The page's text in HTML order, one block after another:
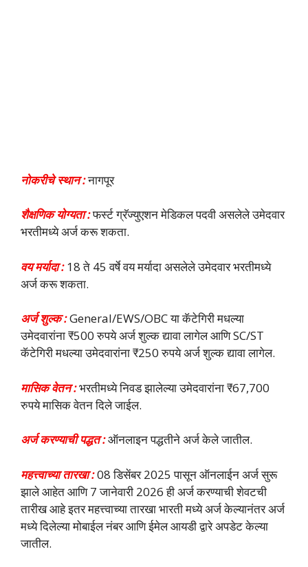
नोकरीचे स्थान :नागपूर
शैक्षणिक योग्यता :फर्स्ट ग्रॅज्युएशन मेडिकल पदवी असलेले उमेदवार
भरतीमध्ये अर्ज करू शकता.
वय मर्यादा :18 ते 45 वर्षे वय मर्यादा असलेले उमेदवार भरतीमध्ये
अर्ज करू शकता.
अर्ज शुल्क :General/EWS/OBC या कॅटेगिरी मधल्या
उमेदवारांना ₹500 रुपये अर्ज शुल्क द्यावा लागेल आणि SC/ST
कॅटेगिरी मधल्या उमेदवारांना ₹250 रुपये अर्ज शुल्क द्यावा लागेल.
मासिक वेतन :भरतीमध्ये निवड झालेल्या उमेदवारांना ₹67,700
रुपये मासिक वेतन दिले जाईल.
अर्ज करण्याची पद्धत :ऑनलाइन पद्धतीने अर्ज केले जातील.
महत्त्वाच्या तारखा :08 डिसेंबर 2025 पासून ऑनलाईन अर्ज सुरू
झाले आहेत आणि 7 जानेवारी 2026 ही अर्ज करण्याची शेवटची
तारीख आहे इतर महत्त्वाच्या तारखा भारती मध्ये अर्ज केल्यानंतर अर्ज
मध्ये दिलेल्या मोबाईल नंबर आणि ईमेल आयडी द्वारे अपडेट केल्या
जातील.